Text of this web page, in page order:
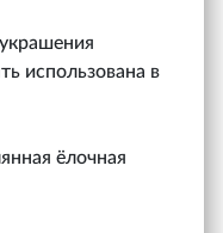
использована в
ёлочная